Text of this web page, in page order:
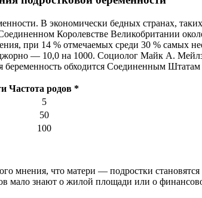
В экономически бедных странах,
Королевстве Великобритании
при 14 % отмечаемых среди 30 % самых
— 10,0 на 1000. Социолог Майк А. Мейлз
обходится Соединенным
Частота родов *
5
50
100
мнения, что матери — подростки
мало знают о жилой площади или о